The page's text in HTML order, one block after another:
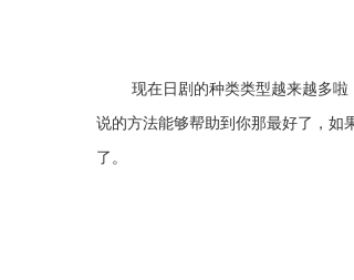
现在日剧的种类类型越来越多啦，
说的方法能够帮助到你那最好了，如
了。